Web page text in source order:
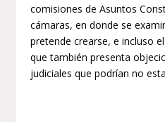
comisiones de Asuntos
cámaras, en donde se
pretende crearse, e incluso
que también presenta
judiciales que podrían no